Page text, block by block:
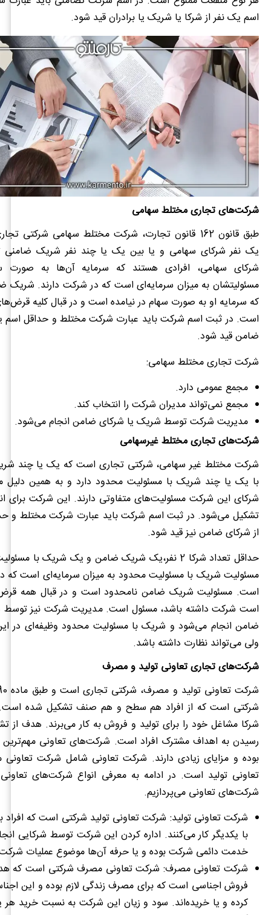
اسم یک نفر از شرکا یا شریک یا برادران قید شود.
شرکت‌های تجاری مختلط سهامی
طبق قانون 162 قانون تجارت، شرکت مختلط سهامی
یک نفر شرکای سهامی و یا بین یک یا چند نفر شریک
شرکای سهامی، افرادی هستند که سرمایه آن‌ها به صورت
مسئولیتشان به میزان سرمایه‌ای است که در شرکت دارند.
که سرمایه او به صورت سهام در نیامده است و در قبال کلیه
است. در ثبت اسم شرکت باید عبارت شرکت مختلط و حداقل اسم
ضامن قید شود.
شرکت تجاری مختلط سهامی:
مجمع عمومی دارد.
مجمع نمی‌تواند مدیران شرکت را انتخاب کند.
مدیریت شرکت توسط شریک یا شرکای ضامن انجام می‌شود.
شرکت‌های تجاری مختلط غیرسهامی
شرکت مختلط غیر سهامی، شرکتی تجاری است که یک یا چند
با یک یا چند شریک با مسئولیت محدود دارد و به همین دلیل
شرکای این شرکت مسئولیت‌های متفاوتی دارند. این شرکت برای
تشکیل می‌شود. در ثبت اسم شرکت باید عبارت شرکت مختلط و
از شرکای ضامن نیز قید شود.
حداقل تعداد شرکا 2 نفر،یک شریک ضامن و یک شریک با
مسئولیت شریک با مسئولیت محدود به میزان سرمایه‌ای است که
است. مسئولیت شریک ضامن نامحدود است و در قبال همه
است شرکت داشته باشد، مسئول است. مدیریت شرکت نیز توسط
ضامن انجام می‌شود و شریک با مسئولیت محدود وظیفه‌ای در
ولی می‌تواند نظارت داشته باشد.
شرکت‌های تجاری تعاونی تولید و مصرف
شرکتی است که از افراد هم سطح و هم صنف تشکیل شده
شرکا مشاغل خود را برای تولید و فروش به کار می‌برند. هدف از
رسیدن به اهداف مشترک افراد است. شرکت‌های تعاونی
بوده و مزایای زیادی دارند. شرکت تعاونی شامل شرکت
تعاونی تولید است. در ادامه به معرفی انواع شرکت‌های
شرکت‌های تعاونی می‌پردازیم.
شرکت تعاونی تولید: شرکت تعاونی تولید شرکتی است که افراد
با یکدیگر کار می‌کنند. اداره کردن این شرکت توسط شرکایی
خدمت دائمی شرکت بوده و یا حرفه آن‌ها موضوع عملیات
شرکت تعاونی مصرف: شرکت تعاونی مصرف شرکتی است که
فروش اجناسی است که برای مصرف زندگی لازم بوده و این
کرده و یا خریده‌اند. سود و زیان این شرکت به نسبت خرید هر